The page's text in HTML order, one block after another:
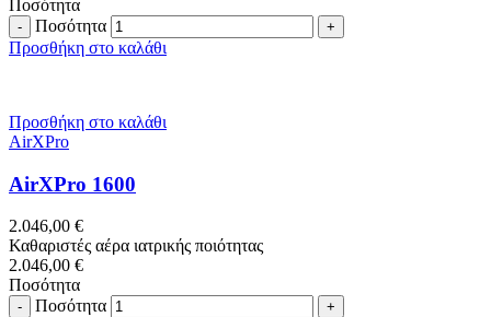
Ποσότητα
Ποσότητα
Προσθήκη στο καλάθι
Προσθήκη στο καλάθι
AirXPro
AirXPro 1600
2.046,00 €
Καθαριστές αέρα ιατρικής ποιότητας
2.046,00 €
Ποσότητα
Ποσότητα